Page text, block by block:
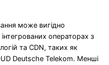
може вигідно
операторах з
та CDN, таких як
Deutsche Telekom. Менші